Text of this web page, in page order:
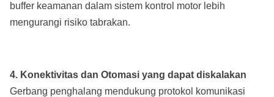
buffer keamanan dalam sistem kontrol motor lebih
mengurangi risiko tabrakan.
4. Konektivitas dan Otomasi yang dapat diskalakan
Gerbang penghalang mendukung protokol komunikasi